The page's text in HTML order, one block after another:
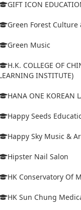
GIFT ICON
Green Forest
Green Music
H.K. COLLEGE OF
INSTITUTE)
HANA ONE KOREAN
Happy Seeds
Happy Sky Music &
Hipster Nail Salon
HK Conservatory Of
HK Sun Chung